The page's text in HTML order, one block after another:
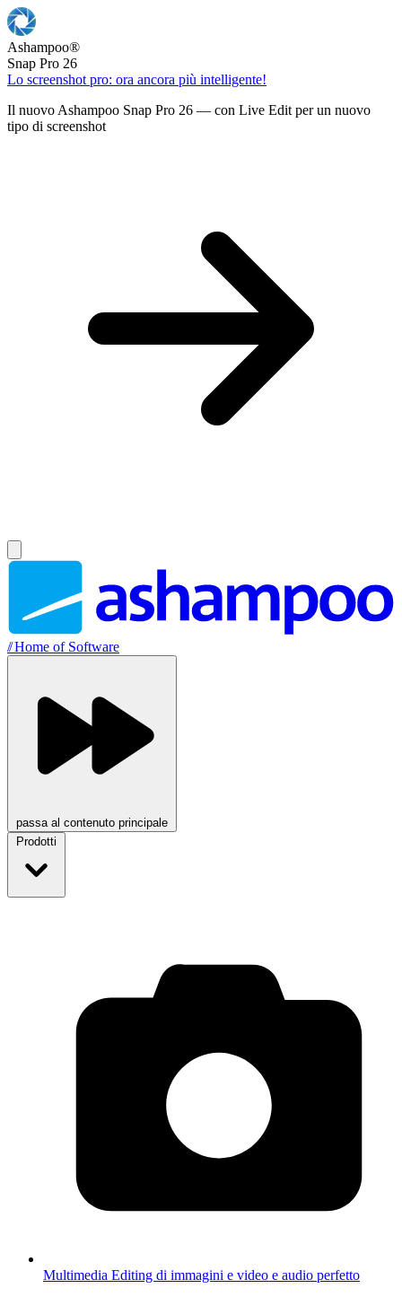
Ashampoo®
Snap Pro 26
Lo screenshot pro: ora ancora più intelligente!
Il nuovo Ashampoo Snap Pro 26 — con Live Edit per un nuovo
tipo di screenshot
//Home of Software
passa al contenuto principale
Prodotti
Multimedia Editing di immagini e video e audio perfetto